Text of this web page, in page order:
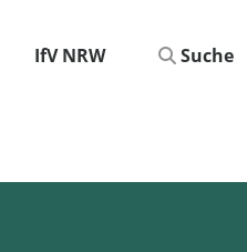
IfV NRW Suche